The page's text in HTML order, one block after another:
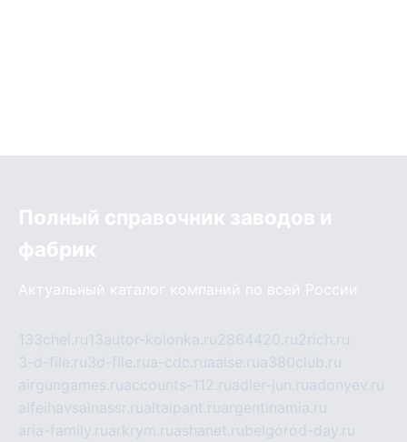
Полный справочник заводов и
фабрик
Актуальный каталог компаний по всей России
133chel.ru13autor-kolonka.ru2864420.ru2rich.ru
3-d-file.ru3d-file.rua-cdc.ruaalse.rua380club.ru
airgungames.ruaccounts-112.ruadler-jun.ruadonyev.ru
alfeihavsalnassr.rualtaipant.ruargentinamia.ru
aria-family.ruarkrym.ruashanet.rubelgorod-day.ru